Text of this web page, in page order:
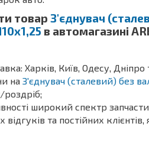
товар З'єднувач
в автомагазині
Харків, Київ, Одесу, Дніпро
на З'єднувач (сталевий) без
широкий спектр
та постійних